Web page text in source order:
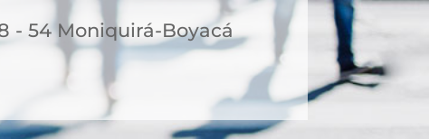
- 54 Moniquirá-Boyacá